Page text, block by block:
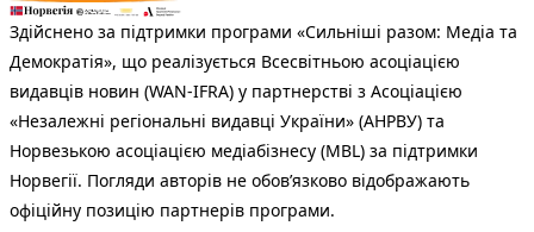
Здійснено за підтримки програми «Сильніші разом: Медіа та
Демократія», що реалізується Всесвітньою асоціацією
видавців новин (WAN-IFRA) у партнерстві з Асоціацією
«Незалежні регіональні видавці України» (АНРВУ) та
Норвезькою асоціацією медіабізнесу (MBL) за підтримки
Норвегії. Погляди авторів не обов’язково відображають
офіційну позицію партнерів програми.